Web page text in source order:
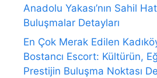
Anadolu Yakası’nın Sahil
Buluşmalar Detayları
En Çok Merak Edilen
Bostancı Escort: Kültürün,
Prestijin Buluşma Noktası